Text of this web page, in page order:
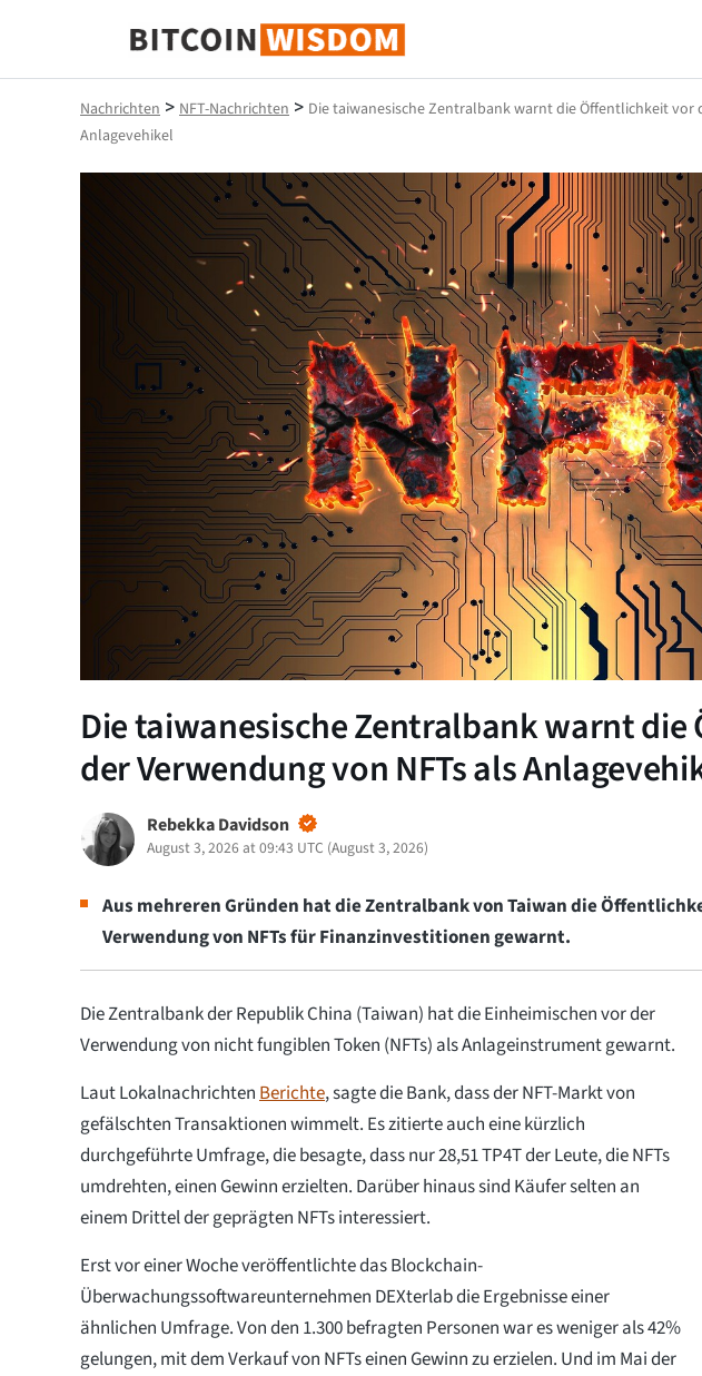
Bitcoin-Weisheit
Nachrichten > NFT-Nachrichten > Die taiwanesische Zentralbank warnt die Öffentlichkeit vor
Anlagevehikel
Die taiwanesische Zentralbank warnt
der Verwendung von NFTs als
Rebekka Davidson
August 3, 2026 at 09:43 UTC (August 3, 2026)
Aus mehreren Gründen hat die Zentralbank von Taiwan die
Verwendung von NFTs für Finanzinvestitionen gewarnt.
Die Zentralbank der Republik China (Taiwan) hat die Einheimischen vor der
Verwendung von nicht fungiblen Token (NFTs) als Anlageinstrument gewarnt.
Laut LokalnachrichtenBerichte, sagte die Bank, dass der NFT-Markt von
gefälschten Transaktionen wimmelt. Es zitierte auch eine kürzlich
durchgeführte Umfrage, die besagte, dass nur 28,51 TP4T der Leute, die NFTs
umdrehten, einen Gewinn erzielten. Darüber hinaus sind Käufer selten an
einem Drittel der geprägten NFTs interessiert.
Erst vor einer Woche veröffentlichte das Blockchain-
Überwachungssoftwareunternehmen DEXterlab die Ergebnisse einer
ähnlichen Umfrage. Von den 1.300 befragten Personen war es weniger als 42%
gelungen, mit dem Verkauf von NFTs einen Gewinn zu erzielen. Und im Mai der